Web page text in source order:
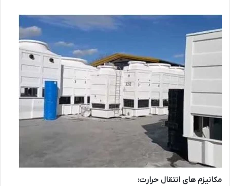
مکانیزم های انتقال حرارت: